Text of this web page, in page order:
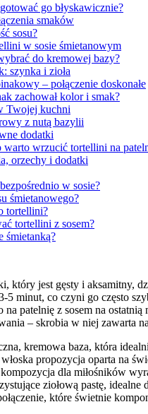
go błyskawicznie?
smaków
sosu?
w sosie śmietanowym
do kremowej bazy?
szynka i zioła
– połączenie doskonałe
zachował kolor i smak?
Twojej kuchni
z nutą bazylii
dodatki
warto wrzucić tortellini na
orzechy i dodatki
w sosie?
śmietanowego?
tortellini?
tortellini z sosem?
śmietanką?
który jest gęsty i aksamitny,
5 minut, co czyni go często
patelnię z sosem na
– skrobia w niej zawarta
kremowa baza, która
propozycja oparta na
dla miłośników
ziołową pastę,
które świetnie